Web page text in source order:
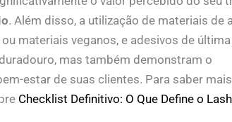
. Além disso, a utilização de materiais de
materiais veganos, e adesivos de
mas também demonstram o
estar de suas clientes. Para saber
Checklist Definitivo: O Que Define o